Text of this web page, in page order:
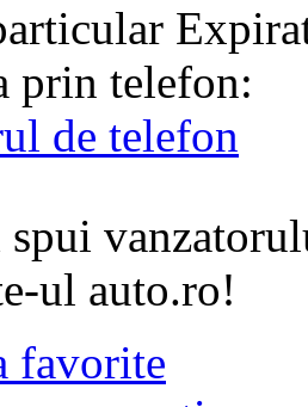
prin telefon:
de telefon
ul auto.ro!
favorite